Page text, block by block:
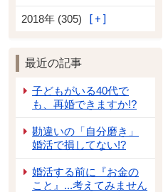
2018年 (305)
最近の記事
子どもがいる40代で
も、再婚できますか!?
勘違いの「自分磨き」
婚活で損してない!?
婚活する前に『お金の
こと』...考えてみません